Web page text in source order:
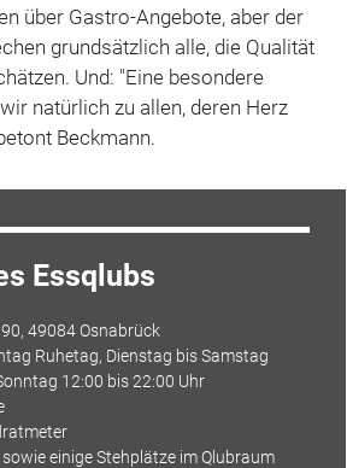
über Gastro-Angebote, aber der
grundsätzlich alle, die Qualität
Und: "Eine besondere
natürlich zu allen, deren Herz
Beckmann.
Essqlubs
49084 Osnabrück
Ruhetag, Dienstag bis Samstag
12:00 bis 22:00 Uhr
einige Stehplätze im Qlubraum